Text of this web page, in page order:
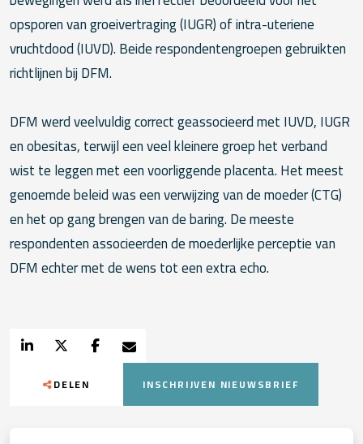
opsporen van groeivertraging (IUGR) of intra-uteriene
vruchtdood (IUVD). Beide respondentengroepen gebruikten
richtlijnen bij DFM.
DFM werd veelvuldig correct geassocieerd met IUVD, IUGR
en obesitas, terwijl een veel kleinere groep het verband
wist te leggen met een voorliggende placenta. Het meest
genoemde beleid was een verwijzing van de moeder (CTG)
en het op gang brengen van de baring. De meeste
respondenten associeerden de moederlijke perceptie van
DFM echter met de wens tot een extra echo.
DELEN INSCHRIJVEN NIEUWSBRIEF